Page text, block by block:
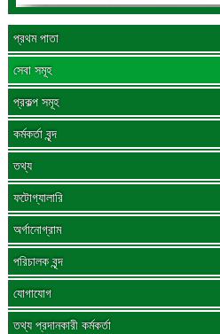
প্রথম পাতা
সেবা সমূহ
প্রকল্প সমূহ
কর্মকর্তা বৃন্দ
তথ্য
ফটোগ্যালারি
অর্গানোগ্রাম
পরিচালক বৃন্দ
যোগাযোগ
তথ্য প্রদানকারী কর্মকর্তা